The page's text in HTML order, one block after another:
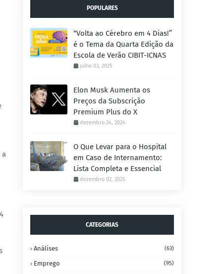
a
POPULARES
“Volta ao Cérebro em 4 Dias!”
é o Tema da Quarta Edição da
Escola de Verão CIBIT-ICNAS
julho 03, 2025
Elon Musk Aumenta os
Preços da Subscrição
Premium Plus do X
dezembro 24, 2024
O Que Levar para o Hospital
em Caso de Internamento:
Lista Completa e Essencial
dezembro 02, 2025
CATEGORIAS
Análises (63)
Emprego (95)